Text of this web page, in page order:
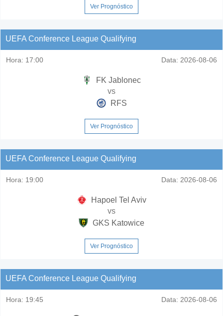
Ver Prognóstico
UEFA Conference League Qualifying
Hora: 17:00 Data: 2026-08-06
FK Jablonec
vs
RFS
Ver Prognóstico
UEFA Conference League Qualifying
Hora: 19:00 Data: 2026-08-06
Hapoel Tel Aviv
vs
GKS Katowice
Ver Prognóstico
UEFA Conference League Qualifying
Hora: 19:45 Data: 2026-08-06